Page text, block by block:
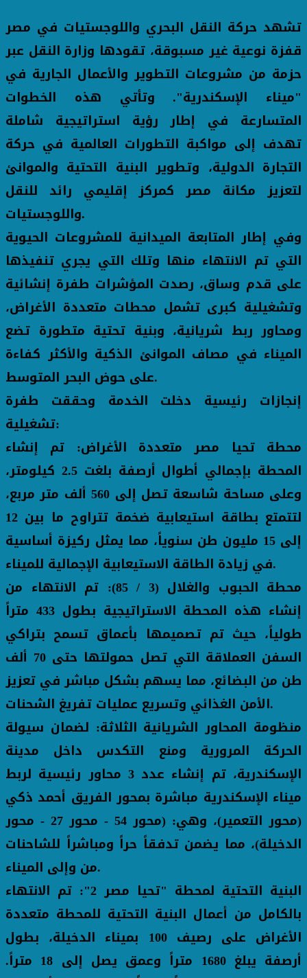
تشهد حركة النقل البحري واللوجستيات في مصر
قفزة نوعية غير مسبوقة، تقودها وزارة النقل عبر
حزمة من مشروعات التطوير والأعمال الجارية في
"ميناء الإسكندرية". وتأتي هذه الخطوات
المتسارعة في إطار رؤية استراتيجية شاملة
تهدف إلى مواكبة التطورات العالمية في حركة
التجارة الدولية، وتطوير البنية التحتية والموانئ
لتعزيز مكانة مصر كمركز إقليمي رائد للنقل
واللوجستيات.
وفي إطار المتابعة الميدانية للمشروعات الحيوية
التي تم الانتهاء منها وتلك التي يجري تنفيذها
على قدم وساق، رصدت المؤشرات طفرة إنشائية
وتشغيلية كبرى تشمل محطات متعددة الأغراض،
ومحاور ربط شريانية، وبنية تحتية متطورة تضع
الميناء في مصاف الموانئ الذكية والأكثر كفاءة
على حوض البحر المتوسط.
إنجازات رئيسية دخلت الخدمة وحققت طفرة
تشغيلية:
محطة تحيا مصر متعددة الأغراض: تم إنشاء
المحطة بإجمالي أطوال أرصفة بلغت 2.5 كيلومتر،
وعلى مساحة شاسعة تصل إلى 560 ألف متر مربع،
لتتمتع بطاقة استيعابية ضخمة تتراوح ما بين 12
إلى 15 مليون طن سنوياً، مما يمثل ركيزة أساسية
في زيادة الطاقة الاستيعابية الإجمالية للميناء.
محطة الحبوب والغلال (3 / 85): تم الانتهاء من
إنشاء هذه المحطة الاستراتيجية بطول 433 متراً
طولياً، حيث تم تصميمها بأعماق تسمح بتراكي
السفن العملاقة التي تصل حمولتها حتى 70 ألف
طن من البضائع، مما يسهم بشكل مباشر في تعزيز
الأمن الغذائي وتسريع عمليات تفريغ الشحنات.
منظومة المحاور الشريانية الثلاثة: لضمان سيولة
الحركة المرورية ومنع التكدس داخل مدينة
الإسكندرية، تم إنشاء عدد 3 محاور رئيسية لربط
ميناء الإسكندرية مباشرة بمحور الفريق أحمد ذكي
(محور التعمير)، وهي: (محور 54 - محور 27 - محور
الدخيلة)، مما يضمن تدفقاً حراً ومباشراً للشاحنات
من وإلى الميناء.
البنية التحتية لمحطة "تحيا مصر 2": تم الانتهاء
بالكامل من أعمال البنية التحتية للمحطة متعددة
الأغراض على رصيف 100 بميناء الدخيلة، بطول
أرصفة يبلغ 1680 متراً وعمق يصل إلى 18 متراً.